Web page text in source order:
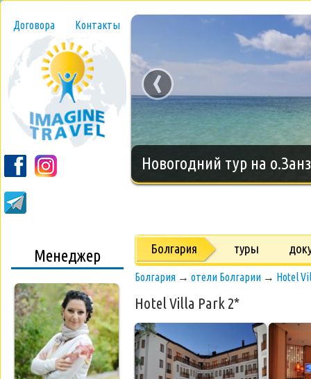
Договора Контакты
Новогодний тур на
‹
Менеджер Болгария туры
Болгария → отели Болгарии → Hotel
Hotel Villa Park 2*